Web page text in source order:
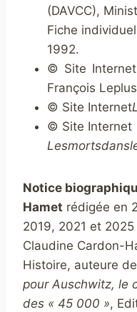
(DAVCC),
Fiche
1992.
© Site Internet
François Leplus
© Site Internet
© Site Internet
Notice
Hamet rédigée en
2019, 2021 et
Claudine Cardon-
Histoire, auteure
pour Auschwitz, le
des « 45 000 »,